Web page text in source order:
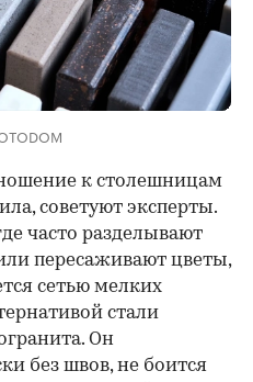
к столешницам
советуют эксперты.
часто разделывают
пересаживают цветы,
сетью мелких
стали
Он
без швов, не боится